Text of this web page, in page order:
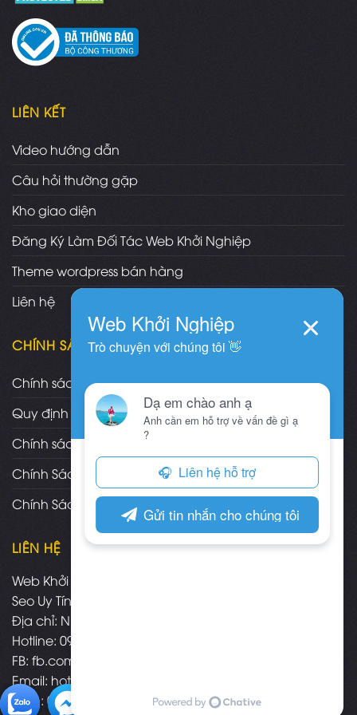
LIÊN KẾT
Video hướng dẫn
Câu hỏi thường gặp
Kho giao diện
Đăng Ký Làm Đối Tác Web Khởi Nghiệp
Theme wordpress bán hàng
Liên hệ
CHÍNH SÁCH
Chính sách và quy định chung
Quy định và hình thức thanh toán
Chính sách vận chuyển/giao nhận/cài đặt
Chính Sách Bảo Hành, Bảo Trì Theme
Chính Sách Đổi Trả, Hoàn Tiền Sản Phẩm
LIÊN HỆ
Web Khởi Nghiệp - Mua bán theme wordpress chuẩn
Seo Uy Tín
Địa chỉ: Nha Trang - Khánh Hòa
Hotline: 09.3574.3575
FB: fb.com/webkhoinghiepnhatrang
Email: hotro@webkhoinghiep.net
Zalo : 09.3574.3575